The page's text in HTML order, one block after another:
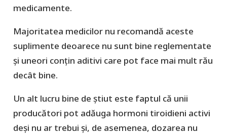
medicamente.
Majoritatea medicilor nu recomandă aceste
suplimente deoarece nu sunt bine reglementate
și uneori conțin aditivi care pot face mai mult rău
decât bine.
Un alt lucru bine de știut este faptul că unii
producători pot adăuga hormoni tiroidieni activi
deși nu ar trebui și, de asemenea, dozarea nu